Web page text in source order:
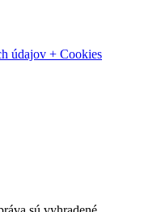
údajov + Cookies